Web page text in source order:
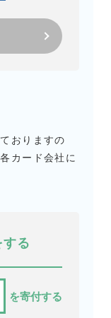
おりますの
カード会社に
る
を寄付する